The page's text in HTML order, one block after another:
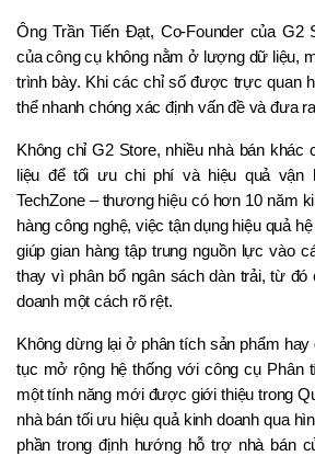
Ông Trần Tiến Đạt, Co-Founder của G2
của công cụ không nằm ở lượng dữ liệu,
trình bày. Khi các chỉ số được trực quan
thể nhanh chóng xác định vấn đề và đưa
Không chỉ G2 Store, nhiều nhà bán khác
liệu để tối ưu chi phí và hiệu quả vận
TechZone – thương hiệu có hơn 10 năm
hàng công nghệ, việc tận dụng hiệu quả
giúp gian hàng tập trung nguồn lực vào
thay vì phân bổ ngân sách dàn trải, từ đó
doanh một cách rõ rệt.
Không dừng lại ở phân tích sản phẩm hay
tục mở rộng hệ thống với công cụ Phân
một tính năng mới được giới thiệu trong
nhà bán tối ưu hiệu quả kinh doanh qua
phần trong định hướng hỗ trợ nhà bán